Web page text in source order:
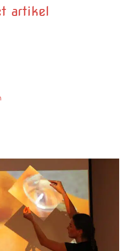
artikel